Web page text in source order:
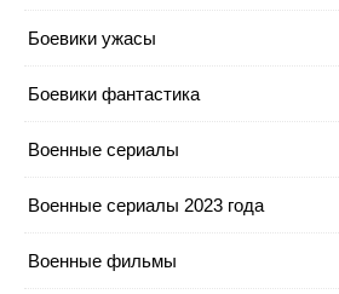
Боевики ужасы
Боевики фантастика
Военные сериалы
Военные сериалы 2023 года
Военные фильмы